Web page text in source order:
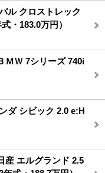
ル クロストレック
・183.0万円）
Ｗ 7シリーズ 740i
ダ シビック 2.0 e:H
エルグランド 2.5